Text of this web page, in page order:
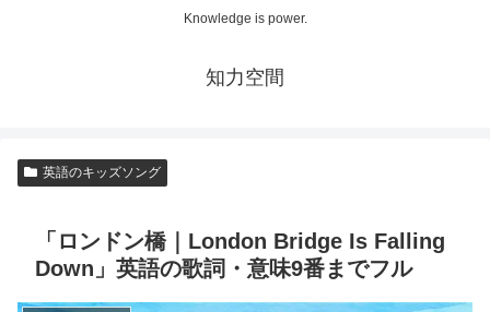
Knowledge is power.
知力空間
英語のキッズソング
「ロンドン橋｜London Bridge Is Falling
Down」英語の歌詞・意味9番までフル